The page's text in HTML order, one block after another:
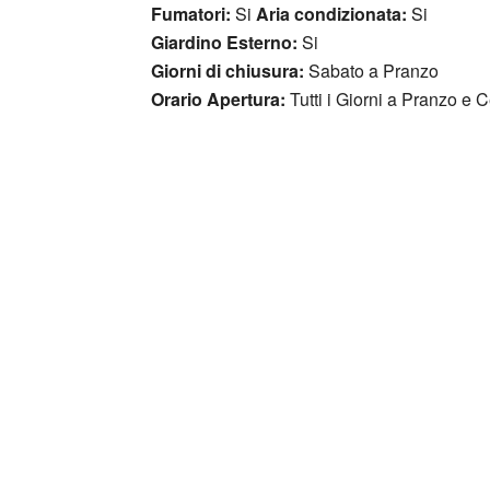
Fumatori: Si Aria condizionata: Si
Giardino Esterno: Si
Giorni di chiusura: Sabato a Pranzo
Orario Apertura: Tutti i Giorni a Pranzo e